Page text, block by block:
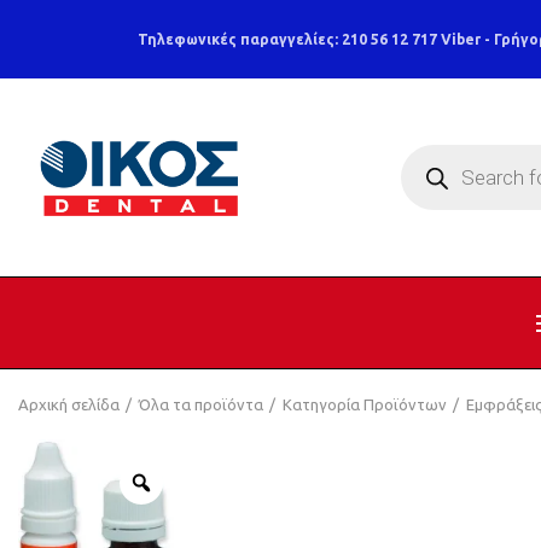
Τηλεφωνικές παραγγελίες: 210 56 12 717 Viber -
search
Αρχική σελίδα Όλα τα προϊόντα Κατηγορία Προϊόντων Εμφράξεις